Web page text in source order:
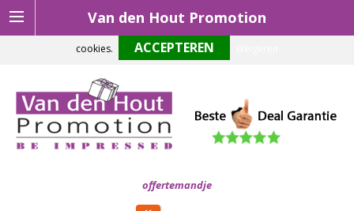
Van den Hout Promotion
offertemandje
Om onze website optimaal te laten functioneren maken wij gebruik van
cookies.